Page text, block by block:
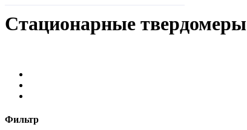
Стационарные твердомеры
Фильтр